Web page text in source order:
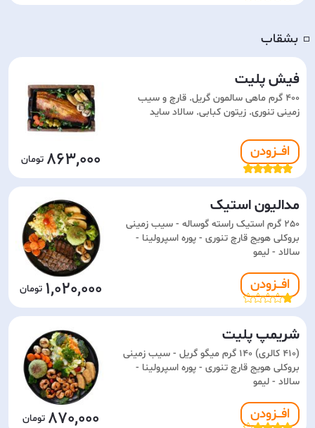
◽️ بشقاب
فیش پلیت
400 گرم ماهی سالمون گریل. قارچ و سیب
زمینی تنوری. زیتون کبابی. سالاد ساید
افـــزودن 863,000
مدالیون استیک
250 گرم استیک راسته گوساله - سیب زمینی
بروکلی هویج قارچ تنوری - پوره اسپرولینا -
سالاد - لیمو
افـــزودن 1,020,000
شریمپ پلیت
(410 کالری) 140 گرم میگو گریل - سیب زمینی
بروکلی هویج قارچ تنوری - پوره اسپرولینا -
سالاد - لیمو
افـــزودن 870,000